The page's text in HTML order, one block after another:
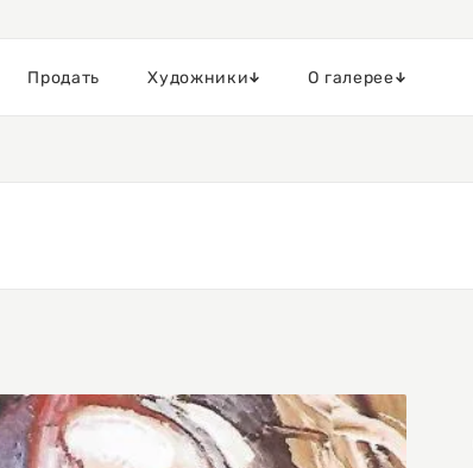
Продать Художники О галерее